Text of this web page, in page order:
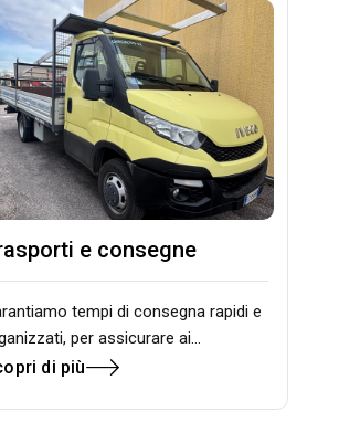
e consegne
tempi di consegna rapidi e
per assicurare ai…
di più